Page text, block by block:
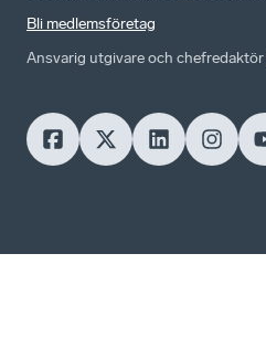
Bli medlemsföretag
Ansvarig utgivare och chefredaktör